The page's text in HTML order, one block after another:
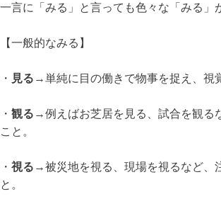
一言に「みる」と言っても色々な「みる」
【一般的なみる】
・ 見る →単純に目の働きで物事を捉え、視
・ 観る →例えばお芝居を見る、試合を観る
こと。
・ 視る →被災地を視る、現場を視るなど、
と。